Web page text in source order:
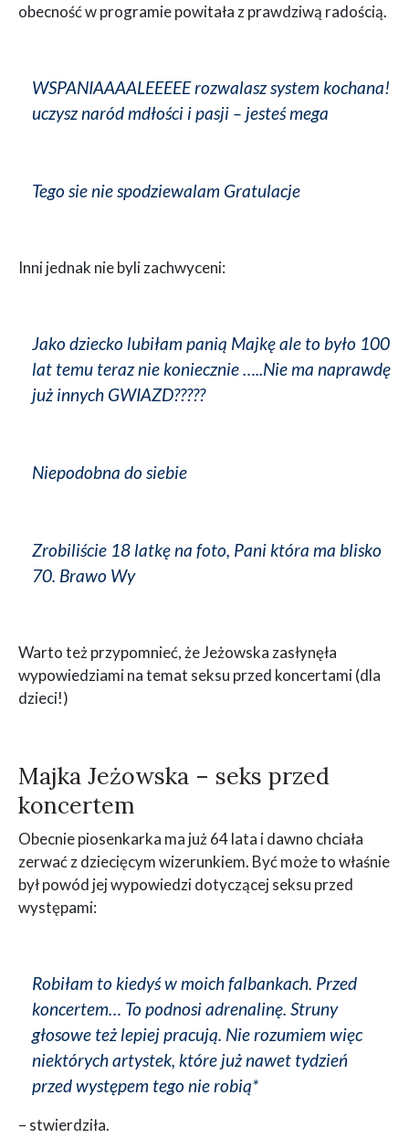
obecność w programie powitała z prawdziwą radością.
WSPANIAAAALEEEEE rozwalasz system kochana!
uczysz naród mdłości i pasji – jesteś mega
Tego sie nie spodziewalam Gratulacje
Inni jednak nie byli zachwyceni:
Jako dziecko lubiłam panią Majkę ale to było 100
lat temu teraz nie koniecznie …..Nie ma naprawdę
już innych GWIAZD?????
Niepodobna do siebie
Zrobiliście 18 latkę na foto, Pani która ma blisko
70. Brawo Wy
Warto też przypomnieć, że Jeżowska zasłynęła
wypowiedziami na temat seksu przed koncertami (dla
dzieci!)
Majka Jeżowska – seks przed
koncertem
Obecnie piosenkarka ma już 64 lata i dawno chciała
zerwać z dziecięcym wizerunkiem. Być może to właśnie
był powód jej wypowiedzi dotyczącej seksu przed
występami:
Robiłam to kiedyś w moich falbankach. Przed
koncertem… To podnosi adrenalinę. Struny
głosowe też lepiej pracują. Nie rozumiem więc
niektórych artystek, które już nawet tydzień
przed występem tego nie robią*
– stwierdziła.